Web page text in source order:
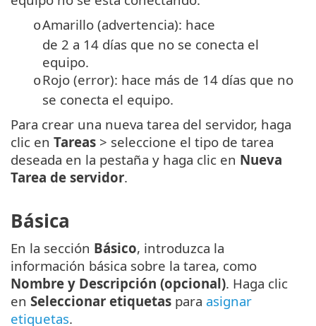
oAmarillo (advertencia): hace
de 2 a 14 días que no se conecta el
equipo.
oRojo (error): hace más de 14 días que no
se conecta el equipo.
Para crear una nueva tarea del servidor, haga
clic en Tareas > seleccione el tipo de tarea
deseada en la pestaña y haga clic en Nueva
Tarea de servidor.
Básica
En la sección Básico, introduzca la
información básica sobre la tarea, como
Nombre y Descripción (opcional). Haga clic
en Seleccionar etiquetas para asignar
etiquetas.